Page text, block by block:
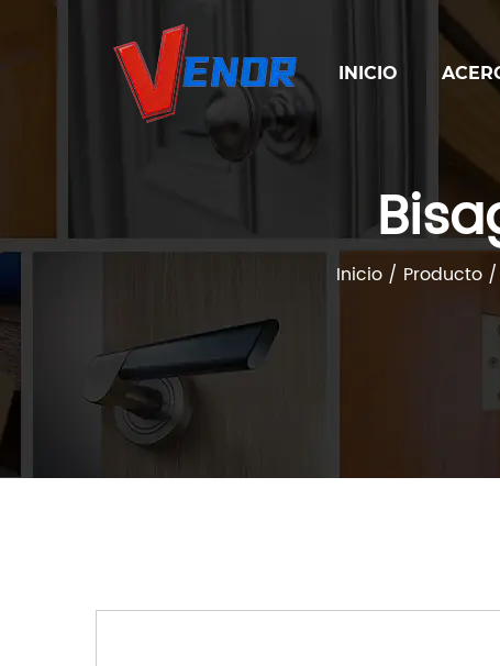
INICIO
Inicio/ Producto/